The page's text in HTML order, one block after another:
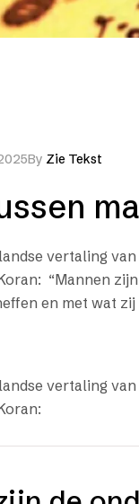
By Zie Tekst
vertaling
“Mannen
en met wat
vertaling